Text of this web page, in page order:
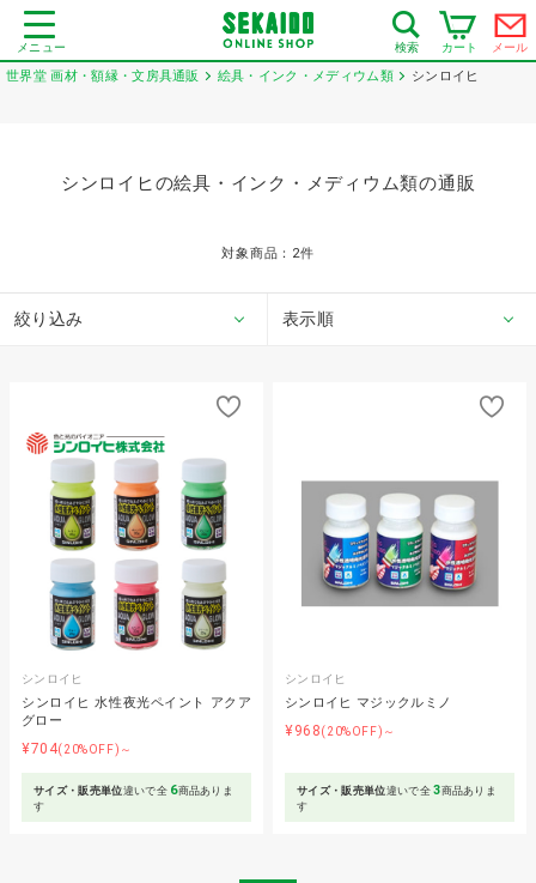
メニュー 検索 カート メール
世界堂 画材・額縁・文房具通販 絵具・インク・メディウム類 シンロイヒ
シンロイヒの絵具・インク・メディウム類の通販
対象商品： 2件
絞り込み 表示順
シンロイヒ
シンロイヒ 水性夜光ペイント アクア
グロー
¥704(20%OFF)～
サイズ・販売単位違いで全 6商品ありま
す
シンロイヒ
シンロイヒ マジックルミノ
¥968(20%OFF)～
サイズ・販売単位違いで全3商品ありま
す